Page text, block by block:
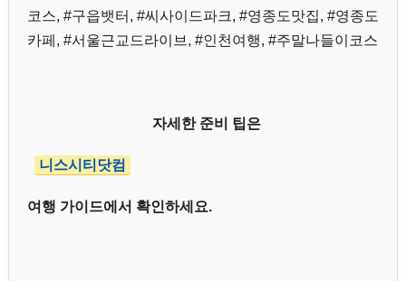
코스, #구읍뱃터, #씨사이드파크, #영종도맛집, #영종도
카페, #서울근교드라이브, #인천여행, #주말나들이코스
자세한 준비 팁은
니스시티닷컴
여행 가이드에서 확인하세요.